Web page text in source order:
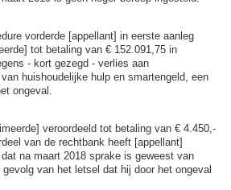
vorderde [appellant] in eerste aanleg
tot betaling van € 152.091,75 in
- kort gezegd - verlies aan
huishoudelijke hulp en smartengeld, een
ongeval.
veroordeeld tot betaling van € 4.450,-
van de rechtbank heeft [appellant]
na maart 2018 sprake is geweest van
van het letsel dat hij door het ongeval